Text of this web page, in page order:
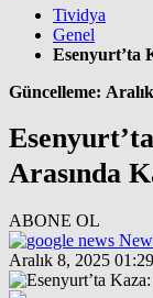
Tividya
Genel
Esenyurt’ta
Güncelleme:
Arasında
ABONE OL
Aralık 8, 2025 01:29